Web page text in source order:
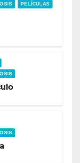
PELÍCULAS